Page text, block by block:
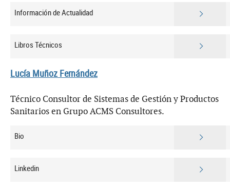
Información de Actualidad
Libros Técnicos
Lucía Muñoz Fernández
Técnico Consultor de Sistemas de Gestión y Productos
Sanitarios en Grupo ACMS Consultores.
Bio
Linkedin